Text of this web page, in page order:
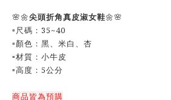
🌸🌼尖頭折角真皮淑女鞋🌼🌸
▫️尺碼：35~40
▫️顏色：黑、米白、杏
▫️材質：小牛皮
▫️高度：5公分
商品皆為預購